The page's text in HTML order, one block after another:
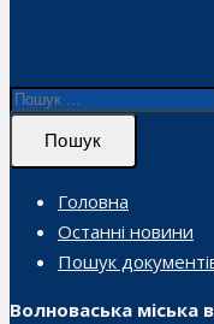
Пошук
Головна
Останні новини
Пошук
Волноваська міська